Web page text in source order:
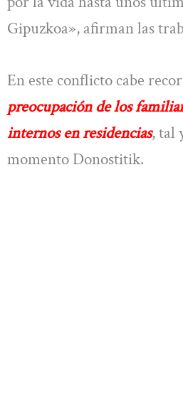
Gipuzkoa», afirman las
En este conflicto cabe
preocupación de los
internos en residencias, tal
momento Donostitik.